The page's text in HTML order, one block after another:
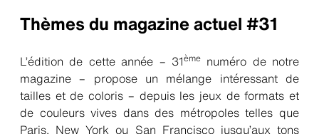
Thèmes du magazine actuel #31
L’édition de cette année – 31èmenuméro de notre
magazine – propose un mélange intéressant de
tailles et de coloris – depuis les jeux de formats et
de couleurs vives dans des métropoles telles que
Paris, New York ou San Francisco jusqu’aux tons